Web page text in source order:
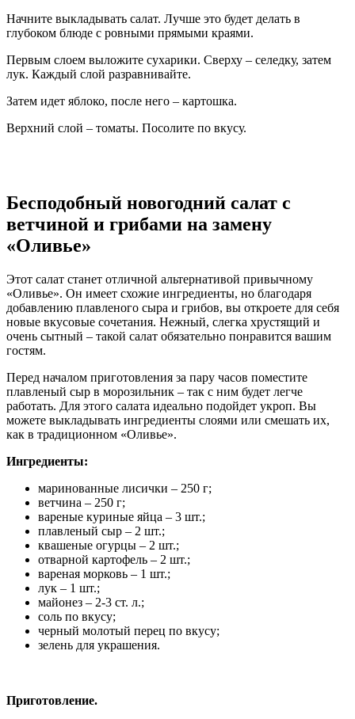
Начните выкладывать салат. Лучше это будет делать в
глубоком блюде с ровными прямыми краями.
Первым слоем выложите сухарики. Сверху – селедку, затем
лук. Каждый слой разравнивайте.
Затем идет яблоко, после него – картошка.
Верхний слой – томаты. Посолите по вкусу.
Бесподобный новогодний салат с
ветчиной и грибами на замену
«Оливье»
Этот салат станет отличной альтернативой привычному
«Оливье». Он имеет схожие ингредиенты, но благодаря
добавлению плавленого сыра и грибов, вы откроете для себя
новые вкусовые сочетания. Нежный, слегка хрустящий и
очень сытный – такой салат обязательно понравится вашим
гостям.
Перед началом приготовления за пару часов поместите
плавленый сыр в морозильник – так с ним будет легче
работать. Для этого салата идеально подойдет укроп. Вы
можете выкладывать ингредиенты слоями или смешать их,
как в традиционном «Оливье».
Ингредиенты:
маринованные лисички – 250 г;
ветчина – 250 г;
вареные куриные яйца – 3 шт.;
плавленый сыр – 2 шт.;
квашеные огурцы – 2 шт.;
отварной картофель – 2 шт.;
вареная морковь – 1 шт.;
лук – 1 шт.;
майонез – 2-3 ст. л.;
соль по вкусу;
черный молотый перец по вкусу;
зелень для украшения.
Приготовление.